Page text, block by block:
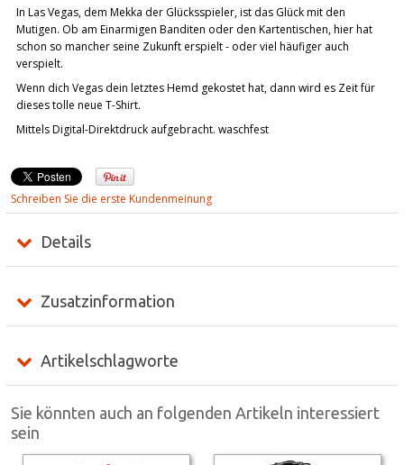
In Las Vegas, dem Mekka der Glücksspieler, ist das Glück mit den
Mutigen. Ob am Einarmigen Banditen oder den Kartentischen, hier hat
schon so mancher seine Zukunft erspielt - oder viel häufiger auch
verspielt.
Wenn dich Vegas dein letztes Hemd gekostet hat, dann wird es Zeit für
dieses tolle neue T-Shirt.
Mittels Digital-Direktdruck aufgebracht. waschfest
Schreiben Sie die erste Kundenmeinung
Details
Zusatzinformation
Artikelschlagworte
Sie könnten auch an folgenden Artikeln interessiert
sein